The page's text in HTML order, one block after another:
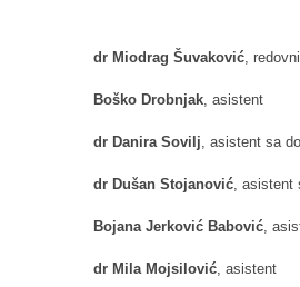
dr Miodrag Šuvaković,
Boško Drobnjak, asistent
dr Danira Sovilj, asistent sa
dr Dušan Stojanović, asistent
Bojana Jerković Babović,
dr Mila Mojsilović, asistent